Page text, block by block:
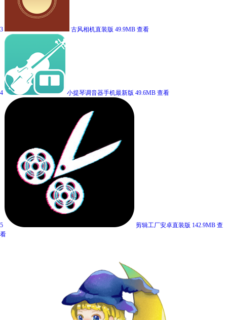
3 古风相机直装版 49.9MB 查看
4 小提琴调音器手机最新版 49.6MB 查看
5 剪辑工厂安卓直装版 142.9MB 查
看